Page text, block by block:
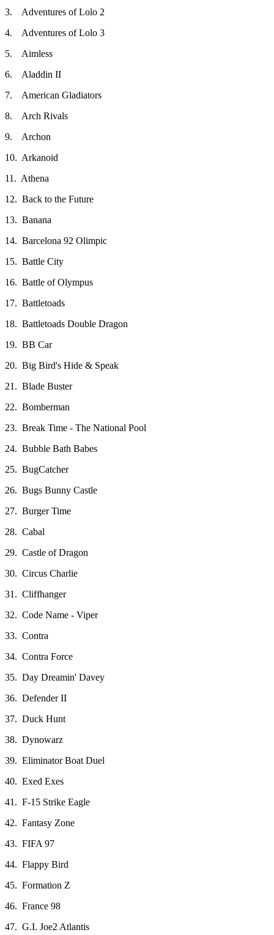
3. Adventures of Lolo 2
4. Adventures of Lolo 3
5. Aimless
6. Aladdin II
7. American Gladiators
8. Arch Rivals
9. Archon
10. Arkanoid
11. Athena
12. Back to the Future
13. Banana
14. Barcelona 92 Olimpic
15. Battle City
16. Battle of Olympus
17. Battletoads
18. Battletoads Double Dragon
19. BB Car
20. Big Bird's Hide & Speak
21. Blade Buster
22. Bomberman
23. Break Time - The National Pool
24. Bubble Bath Babes
25. BugCatcher
26. Bugs Bunny Castle
27. Burger Time
28. Cabal
29. Castle of Dragon
30. Circus Charlie
31. Cliffhanger
32. Code Name - Viper
33. Contra
34. Contra Force
35. Day Dreamin' Davey
36. Defender II
37. Duck Hunt
38. Dynowarz
39. Eliminator Boat Duel
40. Exed Exes
41. F-15 Strike Eagle
42. Fantasy Zone
43. FIFA 97
44. Flappy Bird
45. Formation Z
46. France 98
47. G.I. Joe2 Atlantis